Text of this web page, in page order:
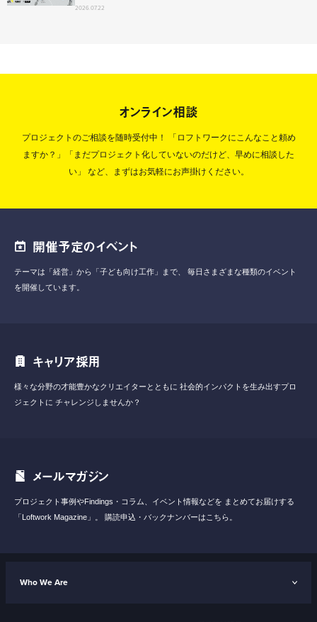
2026.07.22
オンライン相談
プロジェクトのご相談を随時受付中！
「ロフトワークにこんなこと頼め
ますか？」「まだプロジェクト化していないのだけど、早めに相談した
い」
など、まずはお気軽にお声掛けください。
開催予定のイベント
テーマは「経営」から「子ども向け工作」まで、
毎日さまざまな種類のイベント
を開催しています。
キャリア採用
様々な分野の才能豊かなクリエイターとともに 社会的インパクトを生み出すプロ
ジェクトに チャレンジしませんか？
メールマガジン
プロジェクト事例やFindings・コラム、イベント情報などを まとめてお届けする
「Loftwork Magazine」。
購読申込・バックナンバーはこちら。
Who We Are